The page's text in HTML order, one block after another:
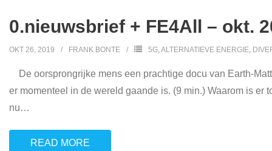
0.nieuwsbrief + FE4All – okt.
OKT 26, 2019 FRANK BONTE 5G,ALTERNATIEVE ENERGIE,
De oorsprongrijke mens een prachtige docu van Earth-
er momenteel in de wereld gaande is. (9 min.) Waarom is
nu…
READ MORE